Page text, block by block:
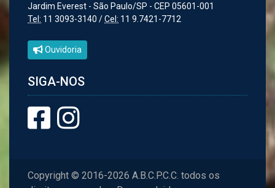
Jardim Everest - São Paulo/SP - CEP 05601-001
Tel: 11 3093-3140 /Cel: 11 9.7421-7712
Ouvidoria
SIGA-NOS
Copyright © 2016-2026 A.B.C.P.C.C. todos os